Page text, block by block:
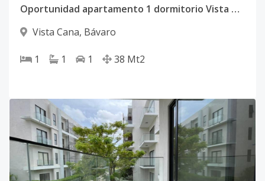
Oportunidad apartamento 1 dormitorio Vista Cana
Vista Cana, Bávaro
1 1 1 38 Mt2